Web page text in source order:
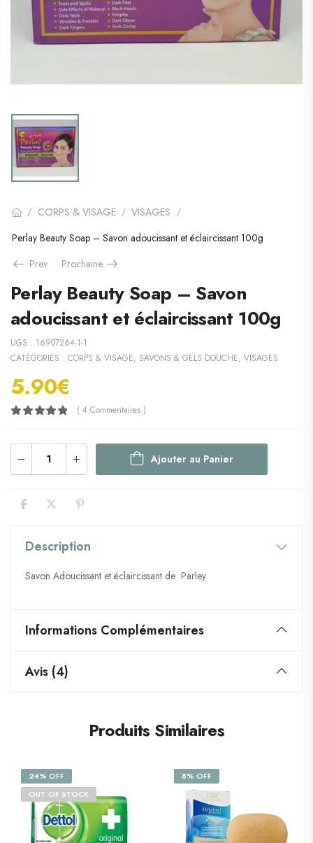
/ CORPS & VISAGE / VISAGES /
Perlay Beauty Soap – Savon adoucissant et éclaircissant 100g
Prev
Prochaine
Perlay Beauty Soap – Savon
adoucissant et éclaircissant 100g
UGS : 16907264-1-1
CATÉGORIES : CORPS & VISAGE, SAVONS & GELS DOUCHE, VISAGES
5.90€
( 4 Commentaires )
Ajouter au Panier
Description
Savon Adoucissant et éclaircissant de Parley
Informations Complémentaires
Avis (4)
Produits Similaires
24% OFF
OUT OF STOCK
8% OFF